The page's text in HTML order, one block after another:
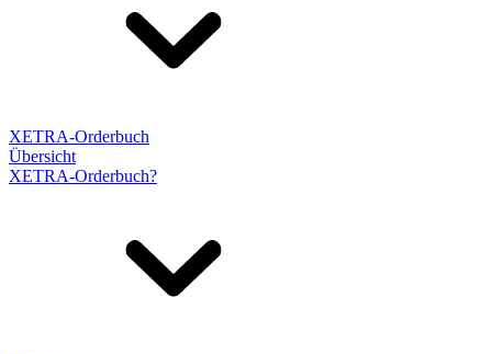
XETRA-Orderbuch
Übersicht
XETRA-Orderbuch?